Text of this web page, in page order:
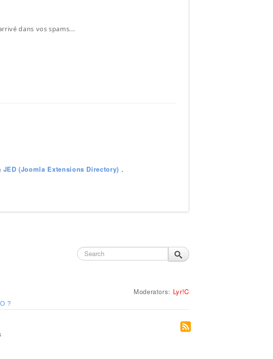
dans vos spams...
JED (Joomla Extensions Directory) .
Moderators: Lyr!C
?